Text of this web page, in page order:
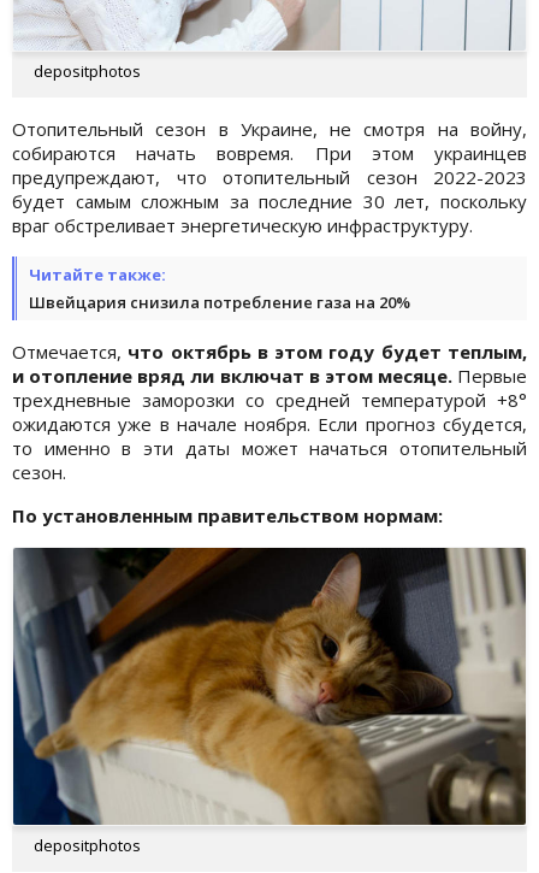
depositphotos
Отопительный сезон в Украине, не смотря на войну,
собираются начать вовремя. При этом украинцев
предупреждают, что отопительный сезон 2022-2023
будет самым сложным за последние 30 лет, поскольку
враг обстреливает энергетическую инфраструктуру.
Читайте также:
Швейцария снизила потребление газа на 20%
Отмечается, что октябрь в этом году будет теплым,
и отопление вряд ли включат в этом месяце.Первые
трехдневные заморозки со средней температурой +8°
ожидаются уже в начале ноября. Если прогноз сбудется,
то именно в эти даты может начаться отопительный
сезон.
По установленным правительством нормам:
depositphotos